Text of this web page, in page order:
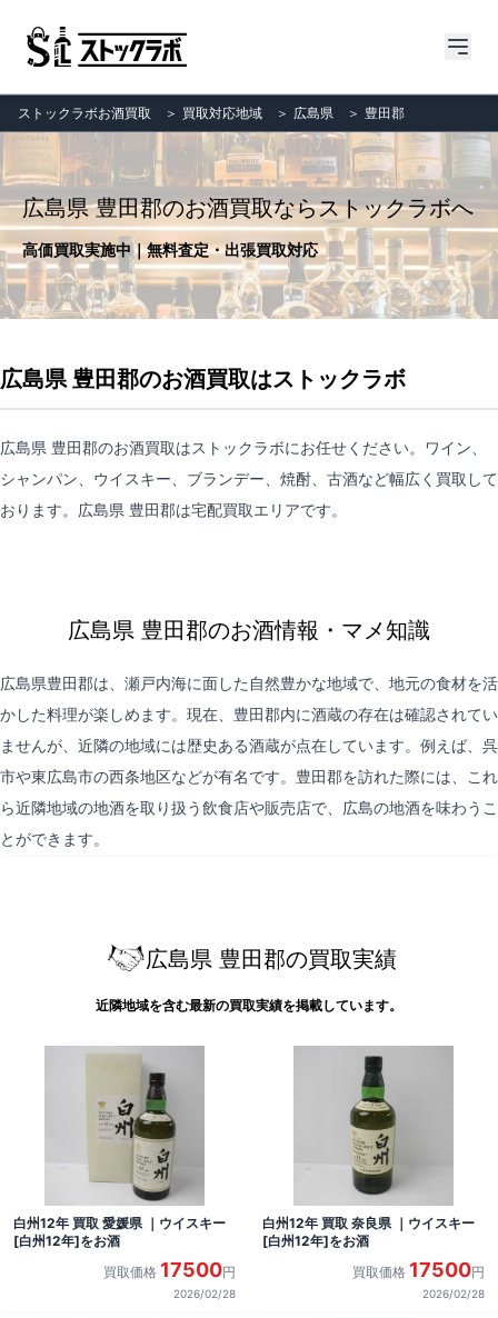
ストックラボお酒買取 ＞ 買取対応地域 ＞ 広島県 ＞ 豊田郡
広島県 豊田郡のお酒買取ならストックラボへ
高価買取実施中｜無料査定・出張買取対応
広島県 豊田郡のお酒買取はストックラボ
広島県 豊田郡のお酒買取はストックラボにお任せください。ワイン、
シャンパン、ウイスキー、ブランデー、焼酎、古酒など幅広く買取して
おります。広島県 豊田郡は宅配買取エリアです。
広島県 豊田郡のお酒情報・マメ知識
広島県豊田郡は、瀬戸内海に面した自然豊かな地域で、地元の食材を活
かした料理が楽しめます。現在、豊田郡内に酒蔵の存在は確認されてい
ませんが、近隣の地域には歴史ある酒蔵が点在しています。例えば、呉
市や東広島市の西条地区などが有名です。豊田郡を訪れた際には、これ
ら近隣地域の地酒を取り扱う飲食店や販売店で、広島の地酒を味わうこ
とができます。
広島県 豊田郡の買取実績
近隣地域を含む最新の買取実績を掲載しています。
白州12年 買取 愛媛県 ｜ウイスキー
[白州12年]をお酒
買取価格 17500円
2026/02/28
白州12年 買取 奈良県 ｜ウイスキー
[白州12年]をお酒
買取価格 17500円
2026/02/28